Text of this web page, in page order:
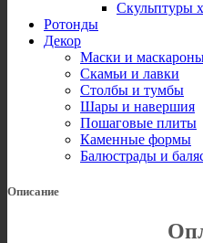
Скульптуры
Ротонды
Декор
Маски и
Скамьи и лавки
Столбы и тумбы
Шары и навершия
Пошаговые плиты
Каменные формы
Балюстрады и
Описание